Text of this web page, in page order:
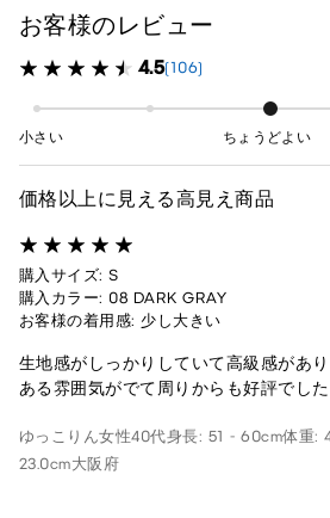
お客様のレビュー
4.5(106)
小さい ちょうどよい
価格以上に見える高見え商品
購入サイズ: S
購入カラー: 08 DARK GRAY
お客様の着用感: 少し大きい
生地感がしっかりしていて高級感があ
ある雰囲気がでて周りからも好評でした
ゆっこりん女性40代身長: 51 - 60cm体重:
23.0cm大阪府